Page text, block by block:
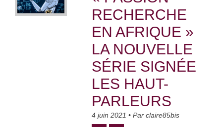
RECHERCHE
EN AFRIQUE »
LA NOUVELLE
SÉRIE SIGNÉE
LES HAUT-
PARLEURS
4 juin 2021 • Parclaire85bis